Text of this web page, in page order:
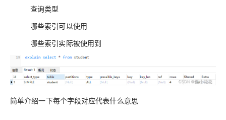
查询类型
哪些索引可以使用
哪些索引实际被使用到
简单介绍一下每个字段对应代表什么意思